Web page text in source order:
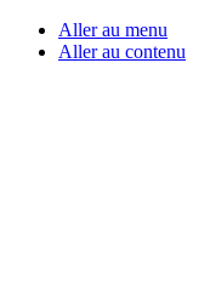
Aller au menu
Aller au contenu